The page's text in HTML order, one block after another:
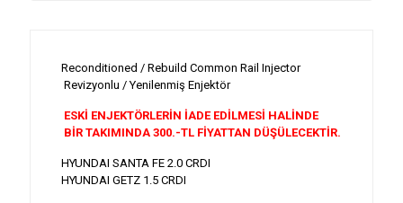
Reconditioned / Rebuild Common Rail Injector
Revizyonlu / Yenilenmiş Enjektör
ESKİ ENJEKTÖRLERİN İADE EDİLMESİ HALİNDE
BİR TAKIMINDA 300.-TL FİYATTAN DÜŞÜLECEKTİR.
HYUNDAI SANTA FE 2.0 CRDI
HYUNDAI GETZ 1.5 CRDI